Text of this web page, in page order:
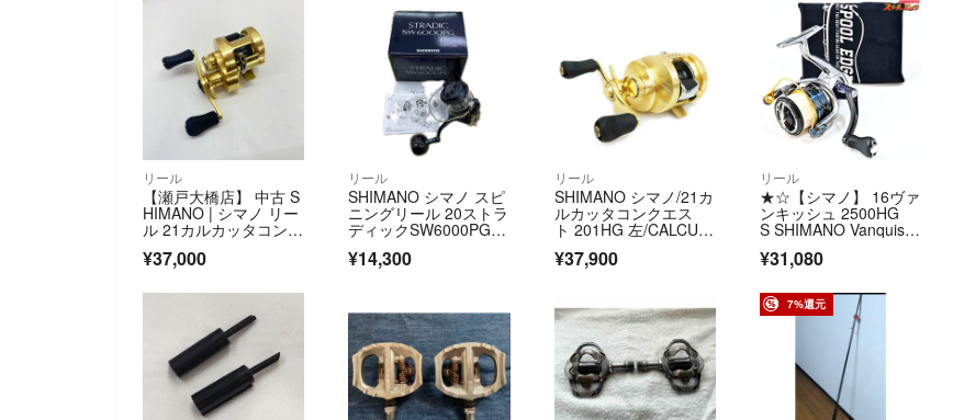
リール
【瀬戸大橋店】 中古 S
HIMANO | シマノ リー
ル 21カルカッタコンク
エスト100 04232 【ベ
イトリール/右ハンド
¥37,000
リール
SHIMANO シマノ スピ
ニングリール 20ストラ
ディックSW6000PG 0
4245 ジャンク品
¥14,300
リール
SHIMANO シマノ/21カ
ルカッタコンクエス
ト 201HG 左/CALCUT
TA CONQUEST/ベイト
リール/5RH821201/B
¥37,900
リール
★☆【シマノ】 16ヴァ
ンキッシュ 2500HG
S SHIMANO Vanquish
¥31,080
7%還元